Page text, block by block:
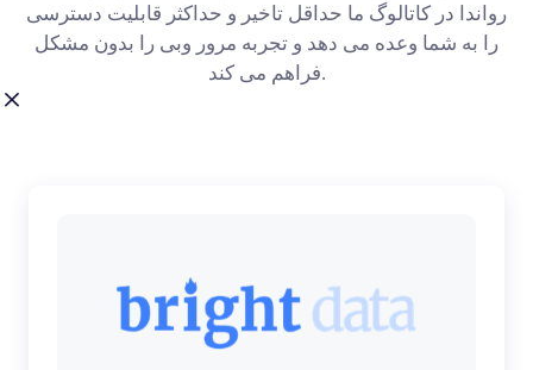
رواندا در کاتالوگ ما حداقل تاخیر و حداکثر قابلیت دسترسی
را به شما وعده می دهد و تجربه مرور وبی را بدون مشکل
فراهم می کند.